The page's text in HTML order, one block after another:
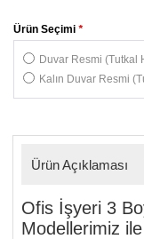
*
Ürün Seçimi
Duvar Resmi (Tutkal
Kalın Duvar Resmi
Ürün Açıklaması
Ofis İşyeri 3
Modellerimiz